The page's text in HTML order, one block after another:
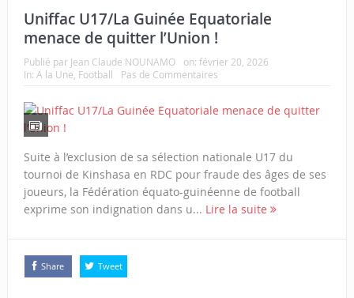
Uniffac U17/La Guinée Equatoriale
menace de quitter l’Union !
Publié par Jean Claude NOUNAMO on: février 20, 2026
In: A la Une Football Pas de Commentaires
Suite à l’exclusion de sa sélection nationale U17 du
tournoi de Kinshasa en RDC pour fraude des âges de ses
joueurs, la Fédération équato-guinéenne de football
exprime son indignation dans u... Lire la suite
Share Tweet